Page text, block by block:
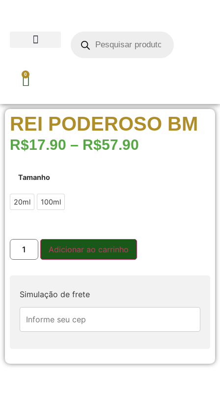
0
REI PODEROSO BM
R$17.90 – R$57.90
Tamanho
20ml
20ml 100ml
Adicionar ao carrinho
Simulação de frete